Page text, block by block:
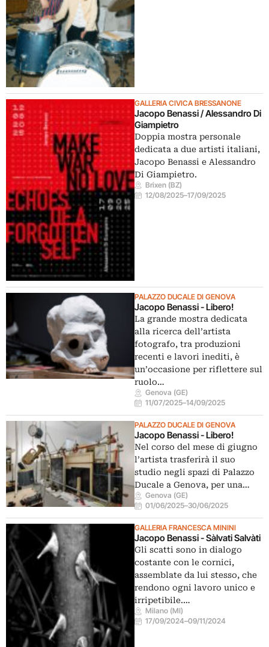
GALLERIA CIVICA BRESSANONE
Jacopo Benassi / Alessandro Di
Giampietro
Doppia mostra personale
dedicata a due artisti italiani,
Jacopo Benassi e Alessandro
Di Giampietro.
Brixen (BZ)
12/08/2025–17/09/2025
PALAZZO DUCALE DI GENOVA
Jacopo Benassi - Libero!
La grande mostra dedicata
alla ricerca dell’artista
fotografo, tra produzioni
recenti e lavori inediti, è
un’occasione per riflettere sul
ruolo…
Genova (GE)
11/07/2025–14/09/2025
PALAZZO DUCALE DI GENOVA
Jacopo Benassi - Libero!
Nel corso del mese di giugno
l’artista trasferirà il suo
studio negli spazi di Palazzo
Ducale a Genova, per una…
Genova (GE)
01/06/2025–30/06/2025
GALLERIA FRANCESCA MININI
Jacopo Benassi - Sàlvati Salvàti
Gli scatti sono in dialogo
costante con le cornici,
assemblate da lui stesso, che
rendono ogni lavoro unico e
irripetibile.…
Milano (MI)
17/09/2024–09/11/2024